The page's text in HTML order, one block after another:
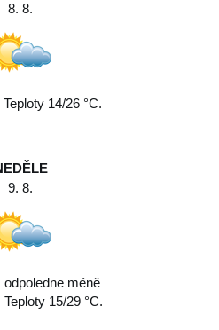
8. 8.
14/26 °C.
9. 8.
odpoledne méně
15/29 °C.